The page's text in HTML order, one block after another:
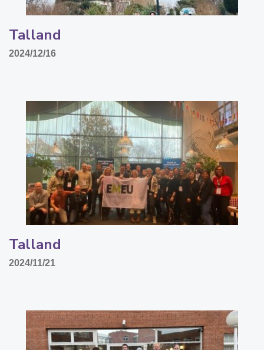
Talland
2024/12/16
Talland
2024/11/21